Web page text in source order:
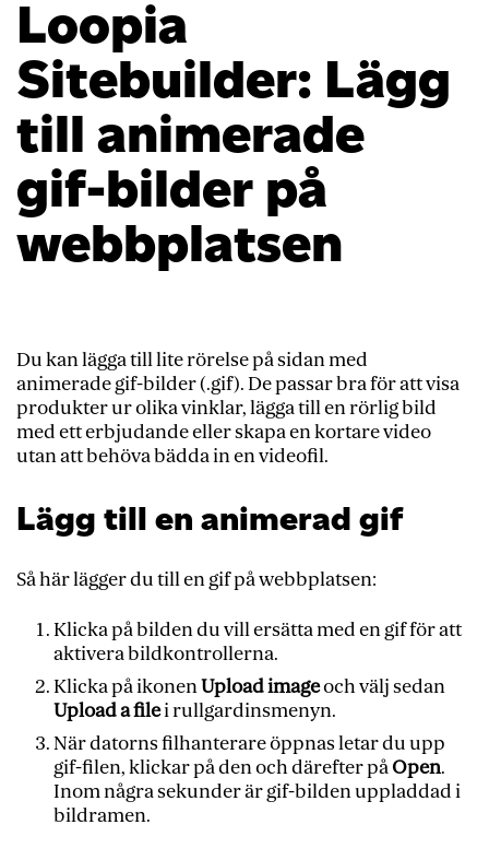
Loopia
Sitebuilder: Lägg
till animerade
gif-bilder på
webbplatsen
Du kan lägga till lite rörelse på sidan med
animerade gif-bilder (.gif). De passar bra för att visa
produkter ur olika vinklar, lägga till en rörlig bild
med ett erbjudande eller skapa en kortare video
utan att behöva bädda in en videofil.
Lägg till en animerad gif
Så här lägger du till en gif på webbplatsen:
Klicka på bilden du vill ersätta med en gif för att
aktivera bildkontrollerna.
Klicka på ikonenUpload imageoch välj sedan
Upload a filei rullgardinsmenyn.
När datorns filhanterare öppnas letar du upp
gif-filen, klickar på den och därefter påOpen.
Inom några sekunder är gif-bilden uppladdad i
bildramen.